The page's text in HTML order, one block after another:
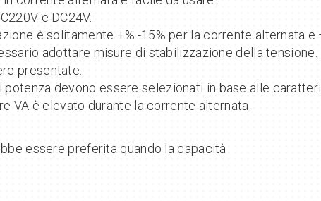
e DC24V.
è solitamente +%.-15% per la corrente alternata e
adottare misure di stabilizzazione della tensione.
presentate.
devono essere selezionati in base alle
VA è elevato durante la corrente alternata.
essere preferita quando la capacità